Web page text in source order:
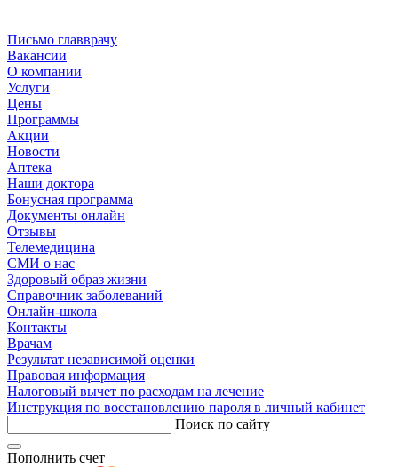
Письмо главврачу
Вакансии
О компании
Услуги
Цены
Программы
Акции
Новости
Аптека
Наши доктора
Бонусная программа
Документы онлайн
Отзывы
Телемедицина
СМИ о нас
Здоровый образ жизни
Справочник заболеваний
Онлайн-школа
Контакты
Врачам
Результат независимой оценки
Правовая информация
Налоговый вычет по расходам на лечение
Инструкция по восстановлению пароля в личный кабинет
Поиск по сайту
Пополнить счет